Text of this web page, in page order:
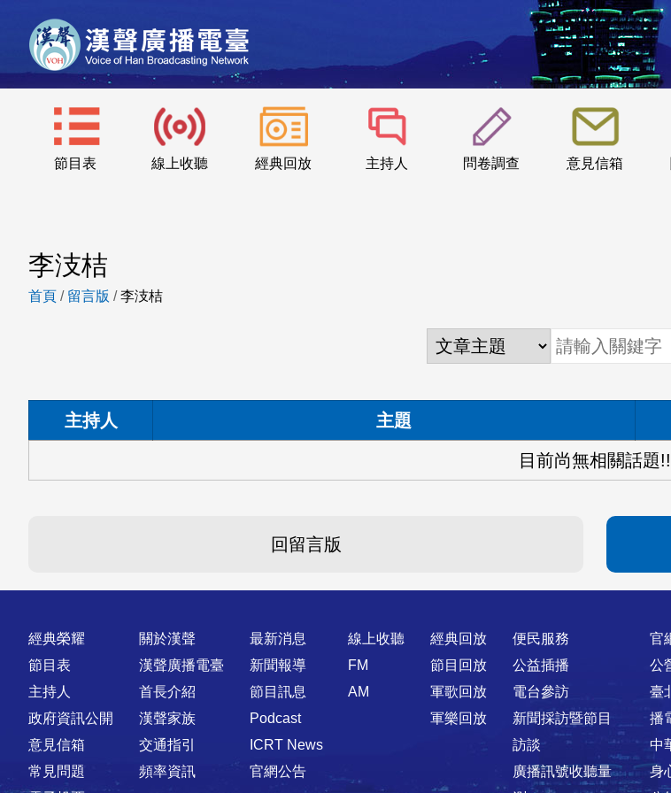
節目表 線上收聽 經典回放 主持人 問卷調查 意見信箱
:::
李汥桔
首頁 / 留言版 /李汥桔
主持人 主題
目前尚無相關話題!!
回留言版
快速連結
經典榮耀
節目表
主持人
政府資訊公開
意見信箱
常見問題
關於漢聲
漢聲廣播電臺
首長介紹
漢聲家族
交通指引
頻率資訊
最新消息
新聞報導
節目訊息
Podcast
ICRT News
官網公告
線上收聽
FM
AM
經典回放
節目回放
軍歌回放
軍樂回放
便民服務
公益插播
電台參訪
新聞採訪暨節目
訪談
廣播訊號收聽量
官
公
臺
播
中
身